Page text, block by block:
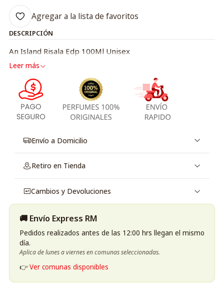
Agregar a la lista de favoritos
DESCRIPCIÓN
An Island Risala Edp 100Ml Unisex
Leer más
Envío a Domicilio
Retiro en Tienda
Cambios y Devoluciones
🚚 Envío Express RM
Pedidos realizados antes de las 12:00 hrs llegan el mismo
día.
Aplica de lunes a viernes en comunas seleccionadas.
👉Ver comunas disponibles